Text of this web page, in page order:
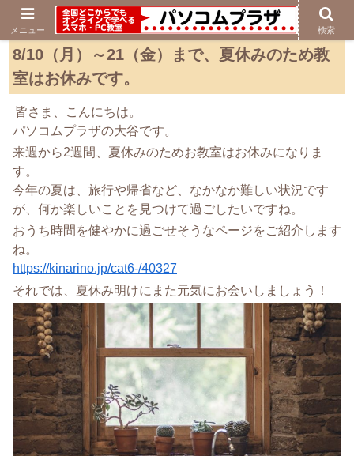
8/10（月）～21（金）まで、夏休みのため教
室はお休みです。
皆さま、こんにちは。
パソコムプラザの大谷です。
来週から2週間、夏休みのためお教室はお休みになりま
す。
今年の夏は、旅行や帰省など、なかなか難しい状況です
が、何か楽しいことを見つけて過ごしたいですね。
おうち時間を健やかに過ごせそうなページをご紹介します
ね。
https://kinarino.jp/cat6-/40327
それでは、夏休み明けにまた元気にお会いしましょう！
メニュー 検索